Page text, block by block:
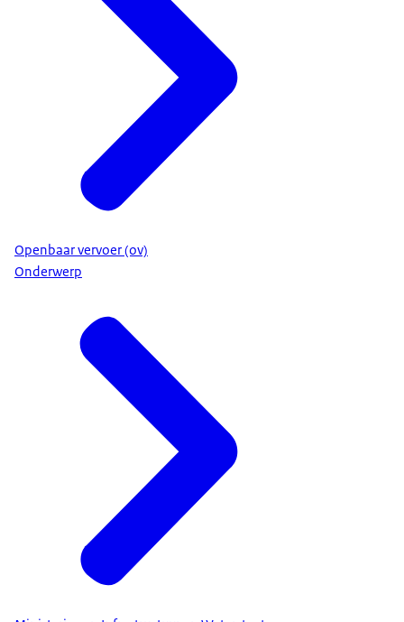
Openbaar vervoer (ov)
Onderwerp